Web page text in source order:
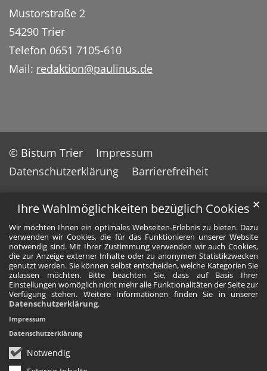
Ihre Wahlmöglichkeiten bezüglich Cookies
Wir möchten Ihnen ein optimales Webseiten-Erlebnis zu bieten. Dazu
verwenden wir Cookies, die für das Funktionieren unserer Website
notwendig sind. Mit Ihrer Zustimmung verwenden wir auch Cookies,
die zur Anzeige externer Inhalte oder zu anonymen Statistikzwecken
genutzt werden. Sie können selbst entscheiden, welche Kategorien Sie
zulassen möchten. Bitte beachten Sie, dass auf Basis Ihrer
Einstellungen womöglich nicht mehr alle Funktionalitäten der Seite zur
Verfügung stehen. Weitere Informationen finden Sie in unserer
Datenschutzerklärung.
Notwendig
✕
Impressum
Datenschutzerklärung
Mustorstraße 2
54290 Trier
Telefon 0651 7105-610
Mail: redaktion@paulinus.de
© Bistum Trier
Impressum
Datenschutzerklärung
Barrierefreiheit